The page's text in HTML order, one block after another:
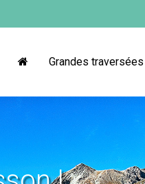
Grandes traversées